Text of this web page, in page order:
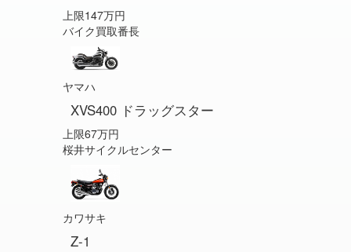
上限147万円
バイク買取番長
ヤマハ
XVS400 ドラッグスター
上限67万円
桜井サイクルセンター
カワサキ
Z-1